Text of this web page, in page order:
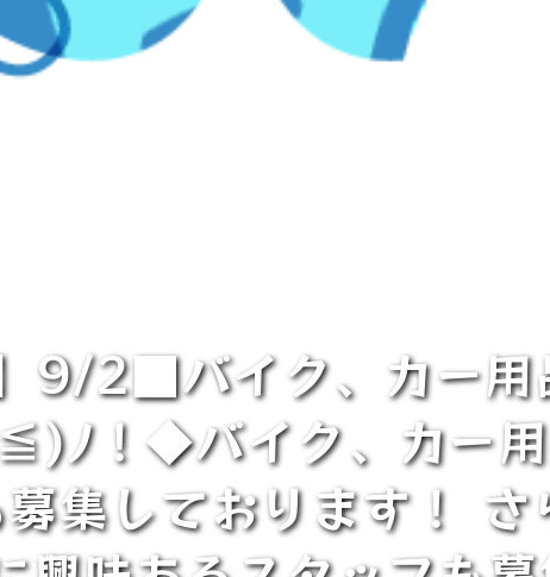
9/2■バイク、カー
ﾉ！◆バイク、カー用
集しております！